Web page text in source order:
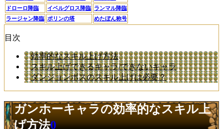
ドローロ降臨
イベルグロス降臨 ランマル降臨
ラージャン降臨 ポリンの塔 めたぼん称号
目次
効率的なスキル上げ方法
スキル上げできるキャラ/できないキャラ
ダンジョンボスのスキル上げは必要？
ガンホーキャラの効率的なスキル上
げ方法0